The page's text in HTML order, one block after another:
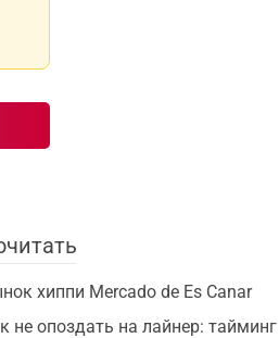
хиппи Mercado de Es Canar
не опоздать на лайнер: тайминг